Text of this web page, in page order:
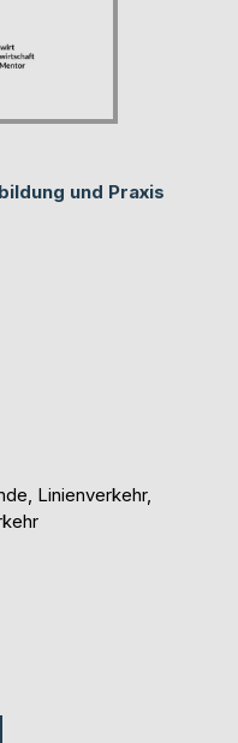
und Praxis
Linienverkehr,